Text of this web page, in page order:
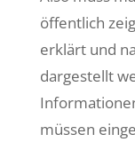
öffentlich
erklärt und
dargestellt
müssen